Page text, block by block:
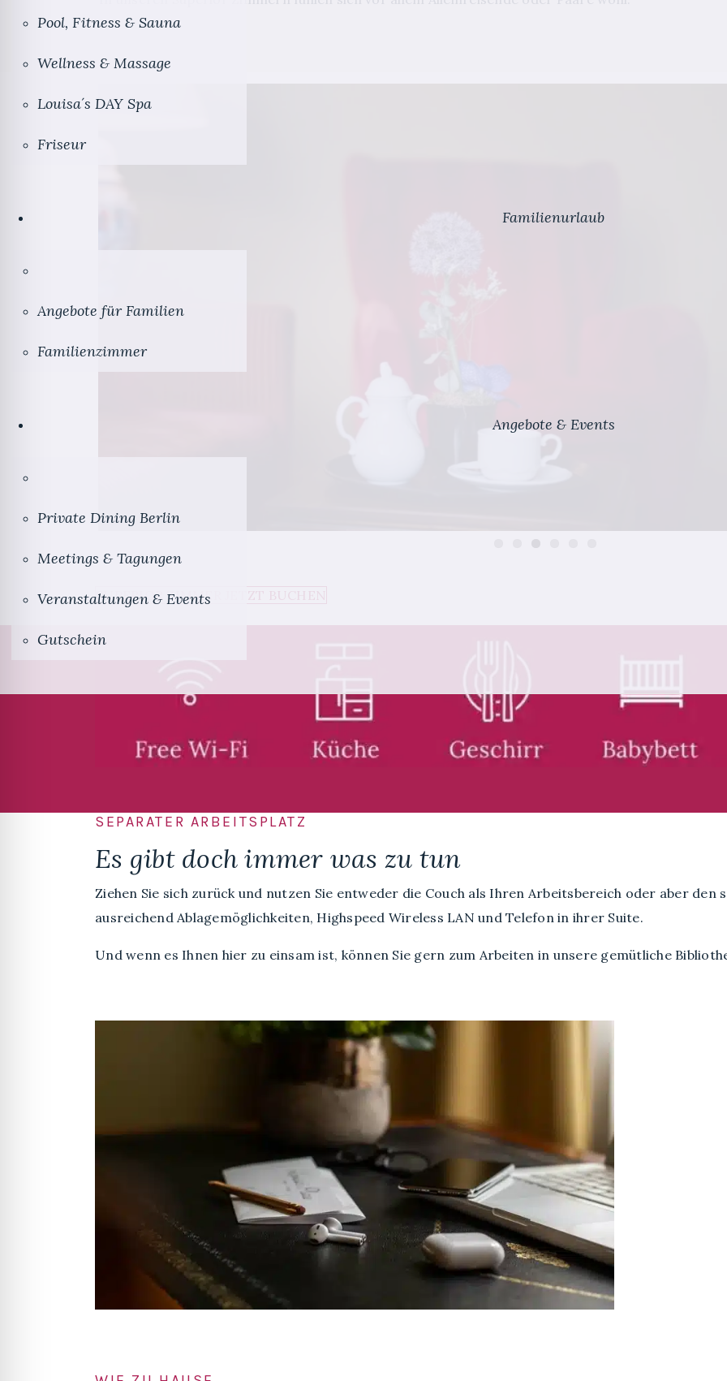
Pool, Fitness & Sauna
Wellness & Massage
Louisa´s DAY Spa
Friseur
Familienurlaub
Angebote für Familien
Familienzimmer
Angebote & Events
Private Dining Berlin
Meetings & Tagungen
Veranstaltungen & Events
Gutschein
SUPERIOR ZIMMER JETZT BUCHEN
SEPARATER ARBEITSPLATZ
Es gibt doch immer was zu tun
Ziehen Sie sich zurück und nutzen Sie entweder die Couch als Ihren Arbeitsbereich oder aber
ausreichend Ablagemöglichkeiten, Highspeed Wireless LAN und Telefon in ihrer Suite.
Und wenn es Ihnen hier zu einsam ist, können Sie gern zum Arbeiten in unsere gemütliche